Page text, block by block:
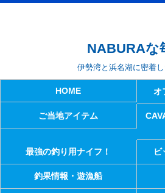
NABURAな
伊勢湾と浜名湖に密着
HOME オ
ご当地アイテム
最強の釣り用ナイフ！ ビ
釣果情報・遊漁船